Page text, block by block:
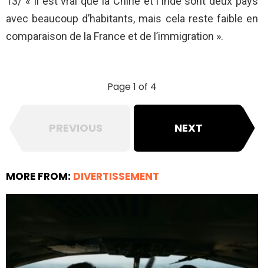
avec beaucoup d’habitants, mais cela reste faible en
comparaison de la France et de l’immigration ».
Page 1 of 4
PREVIOUS NEXT
MORE FROM: DIVERTISSEMENT